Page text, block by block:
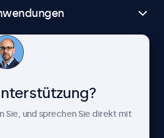
Sie, und sprechen Sie direkt mit